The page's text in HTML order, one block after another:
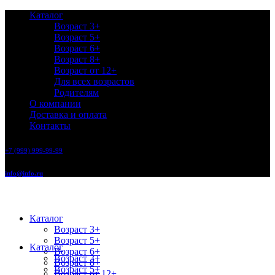
Каталог
Возраст 3+
Возраст 5+
Возраст 6+
Возраст 8+
Возраст от 12+
Для всех возрастов
Родителям
О компании
Доставка и оплата
Контакты
+7 (999) 999-99-99
info@info.ru
Каталог
Возраст 3+
Возраст 5+
Возраст 6+
Возраст 8+
Каталог
Возраст 3+
Возраст 5+